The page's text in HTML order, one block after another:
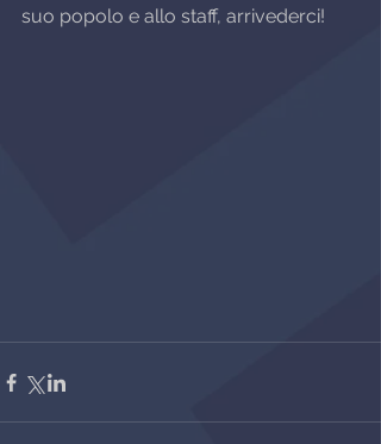
suo popolo e allo staff, arrivederci!